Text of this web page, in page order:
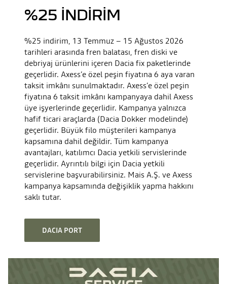
%25 İNDİRİM
%25 indirim, 13 Temmuz – 15 Ağustos 2026
tarihleri arasında fren balatası, fren diski ve
debriyaj ürünlerini içeren Dacia fix paketlerinde
geçerlidir. Axess’e özel peşin fiyatına 6 aya varan
taksit imkânı sunulmaktadır. Axess’e özel peşin
fiyatına 6 taksit imkânı kampanyaya dahil Axess
üye işyerlerinde geçerlidir. Kampanya yalnızca
hafif ticari araçlarda (Dacia Dokker modelinde)
geçerlidir. Büyük filo müşterileri kampanya
kapsamına dahil değildir. Tüm kampanya
avantajları, katılımcı Dacia yetkili servislerinde
geçerlidir. Ayrıntılı bilgi için Dacia yetkili
servislerine başvurabilirsiniz. Mais A.Ş. ve Axess
kampanya kapsamında değişiklik yapma hakkını
saklı tutar.
DACIA PORT